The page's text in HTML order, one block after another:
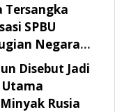
Tersangka
SPBU
Negara
Disebut Jadi
Utama
Rusia